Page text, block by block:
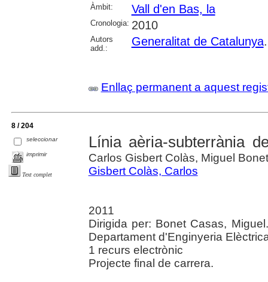
Àmbit:
Vall d'en Bas, la
Cronologia: 2010
Autors
add.:
Generalitat de Catalunya
Enllaç permanent a aquest
8 / 204
seleccionar
imprimir
Text complet
Línia aèria-subterrània
Carlos Gisbert Colàs, Miguel
Gisbert Colàs, Carlos
2011
Dirigida per: Bonet Casas,
Departament d'Enginyeria
1 recurs electrònic
Projecte final de carrera.